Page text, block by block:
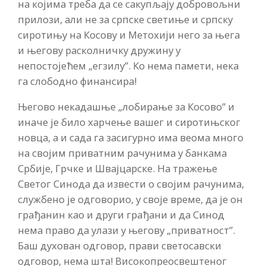
на којима треба да се сакупљају добровољни
прилози, али не за српске светиње и српску
сиротињу на Косову и Метохији него за њега
и његову расколничку дружину у
непостојећем „егзилу”. Ко нема памети, нека
га слободно финансира!
Његово некадашње „лобирање за Косово” и
иначе је било харчење вашег и сиротињског
новца, а и сада га засигурно има веома много
на својим приватним рачунима у банкама
Србије, Грчке и Швајцарске. На тражење
Светог Синода да извести о својим рачунима,
службено је одговорио, у своје време, да је он
грађанин као и други грађани и да Синод
нема право да улази у његову „приватност”.
Баш духован одговор, прави светосавски
одговор, нема шта! Високопреосвештеног